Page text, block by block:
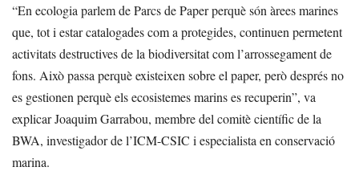
“En ecologia parlem de Parcs de Paper perquè són àrees marines
que, tot i estar catalogades com a protegides, continuen permetent
activitats destructives de la biodiversitat com l’arrossegament de
fons. Això passa perquè existeixen sobre el paper, però després no
es gestionen perquè els ecosistemes marins es recuperin”, va
explicar Joaquim Garrabou, membre del comitè científic de la
BWA, investigador de l’ICM-CSIC i especialista en conservació
marina.